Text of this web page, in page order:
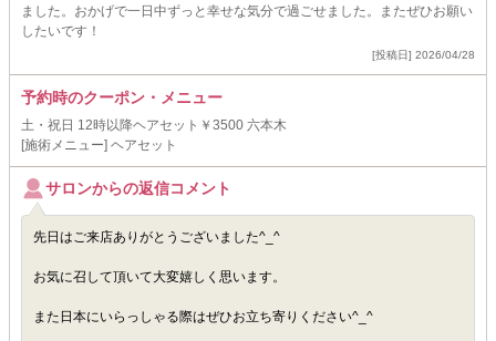
ました。おかげで一日中ずっと幸せな気分で過ごせました。またぜひお願い
したいです！
[投稿日] 2026/04/28
予約時のクーポン・メニュー
土・祝日 12時以降ヘアセット￥3500 六本木
[施術メニュー] ヘアセット
サロンからの返信コメント
先日はご来店ありがとうございました^_^
お気に召して頂いて大変嬉しく思います。
また日本にいらっしゃる際はぜひお立ち寄りください^_^